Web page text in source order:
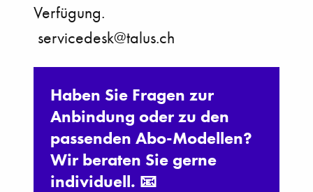
Verfügung.
servicedesk@talus.ch
Haben Sie Fragen zur
Anbindung oder zu den
passenden Abo-Modellen?
Wir beraten Sie gerne
individuell. 📧